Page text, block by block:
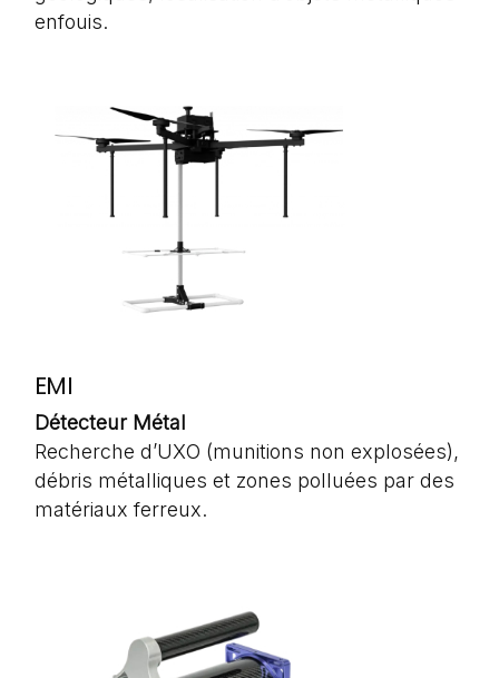
enfouis.
EMI
Détecteur Métal
Recherche d’UXO (munitions non explosées),
débris métalliques et zones polluées par des
matériaux ferreux.